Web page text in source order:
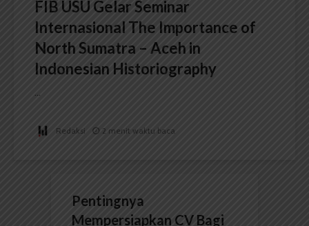
FIB USU Gelar Seminar
Internasional The Importance of
North Sumatra – Aceh in
Indonesian Historiography
...
Redaksi 2 menit waktu baca
Pentingnya
Mempersiapkan CV Bagi